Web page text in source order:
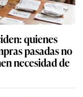
quienes
pasadas no
necesidad de